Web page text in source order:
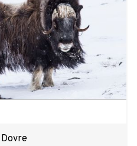
og utvide sjangeren på sitt